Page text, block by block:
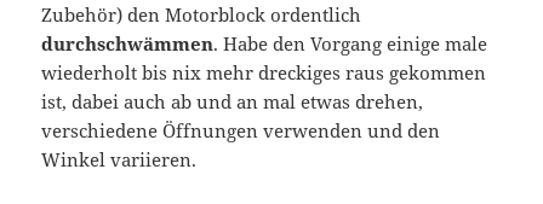
Zubehör) den Motorblock ordentlich
durchschwämmen. Habe den Vorgang einige male
wiederholt bis nix mehr dreckiges raus gekommen
ist, dabei auch ab und an mal etwas drehen,
verschiedene Öffnungen verwenden und den
Winkel variieren.